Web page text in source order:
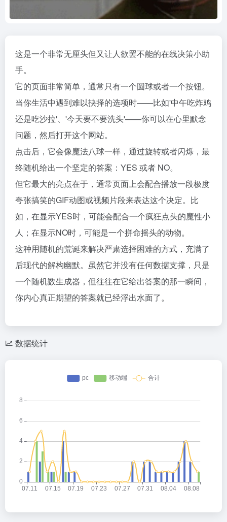
这是一个非常无厘头但又让人欲罢不能的在线决策小助
手。
它的页面非常简单，通常只有一个圆球或者一个按钮。
当你生活中遇到难以抉择的选项时——比如'中午吃炸鸡
还是吃沙拉'、'今天要不要洗头'——你可以在心里默念
问题，然后打开这个网站。
点击后，它会像魔法八球一样，通过旋转或者闪烁，最
终随机给出一个坚定的答案：YES 或者 NO。
但它最大的亮点在于，通常页面上会配合播放一段极度
夸张搞笑的GIF动图或视频片段来表达这个决定。比
如，在显示YES时，可能会配合一个疯狂点头的魔性小
人；在显示NO时，可能是一个拼命摇头的动物。
这种用随机的荒诞来解决严肃选择困难的方式，充满了
后现代的解构幽默。虽然它并没有任何数据支撑，只是
一个随机数生成器，但往往在它给出答案的那一瞬间，
你内心真正期望的答案就已经浮出水面了。
数据统计